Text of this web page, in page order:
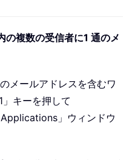
の複数の受信者に1 通のメ
メールアドレスを含むワ
キーを押して
」ウィンドウ